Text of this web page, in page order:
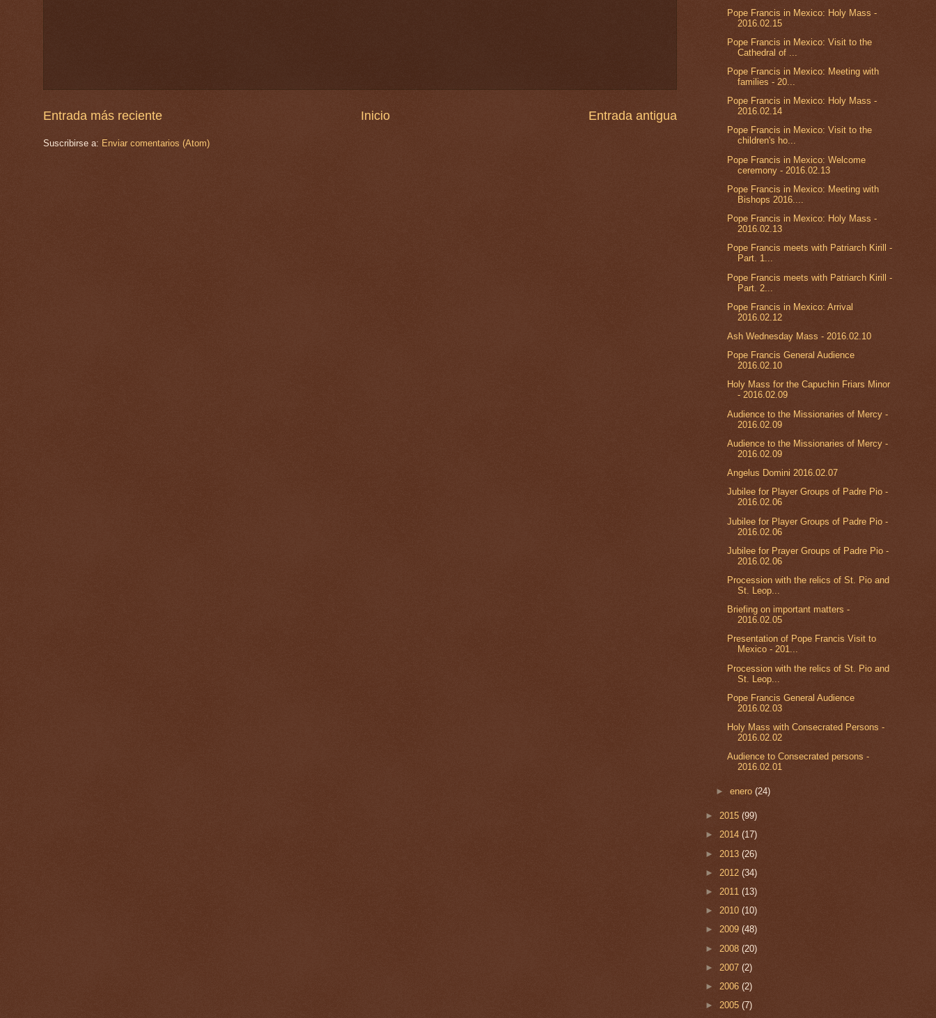
Entrada más reciente Entrada antigua
Inicio
Suscribirse a: Enviar comentarios (Atom)
Pope Francis in Mexico: Holy Mass -
2016.02.15
Pope Francis in Mexico: Visit to the
Cathedral of ...
Pope Francis in Mexico: Meeting with
families - 20...
Pope Francis in Mexico: Holy Mass -
2016.02.14
Pope Francis in Mexico: Visit to the
children's ho...
Pope Francis in Mexico: Welcome
ceremony - 2016.02.13
Pope Francis in Mexico: Meeting with
Bishops 2016....
Pope Francis in Mexico: Holy Mass -
2016.02.13
Pope Francis meets with Patriarch Kirill -
Part. 1...
Pope Francis meets with Patriarch Kirill -
Part. 2...
Pope Francis in Mexico: Arrival
2016.02.12
Ash Wednesday Mass - 2016.02.10
Pope Francis General Audience
2016.02.10
Holy Mass for the Capuchin Friars Minor
- 2016.02.09
Audience to the Missionaries of Mercy -
2016.02.09
Audience to the Missionaries of Mercy -
2016.02.09
Angelus Domini 2016.02.07
Jubilee for Player Groups of Padre Pio -
2016.02.06
Jubilee for Player Groups of Padre Pio -
2016.02.06
Jubilee for Prayer Groups of Padre Pio -
2016.02.06
Procession with the relics of St. Pio and
St. Leop...
Briefing on important matters -
2016.02.05
Presentation of Pope Francis Visit to
Mexico - 201...
Procession with the relics of St. Pio and
St. Leop...
Pope Francis General Audience
2016.02.03
Holy Mass with Consecrated Persons -
2016.02.02
Audience to Consecrated persons -
2016.02.01
►enero(24)
► 2015 (99)
► 2014 (17)
► 2013 (26)
► 2012 (34)
► 2011 (13)
► 2010 (10)
► 2009 (48)
► 2008 (20)
► 2007 (2)
► 2006 (2)
► 2005 (7)